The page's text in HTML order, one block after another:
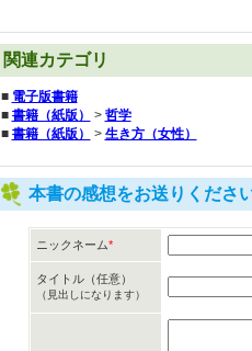
関連カテゴリ
■ 電子版書籍
■ 書籍（紙版） > 哲学
■ 書籍（紙版） > 生き方（女性）
本書の感想をお送りくださ
ニックネーム*
タイトル（任意）
（見出しになります）